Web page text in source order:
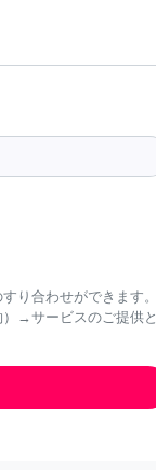
り合わせができます。
→サービスのご提供と